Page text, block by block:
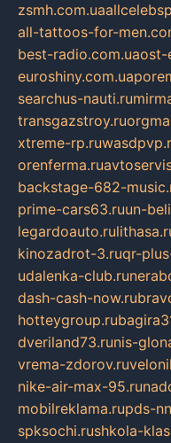
zsmh.com.ua
all-tattoos-for-
best-radio.com.uaost-
euroshiny.com.ua
searchus-nauti.ru
transgazstroy.ru
xtreme-rp.ru
orenferma.ru
backstage-682-
prime-cars63.ruun-
legardoauto.ru
kinozadrot-3.ruqr-
udalenka-club.ru
dash-cash-now.ru
hotteygroup.ru
dveriland73.runis-
vrema-zdorov.ru
nike-air-max-95.ru
mobilreklama.rupds-
spksochi.rushkola-